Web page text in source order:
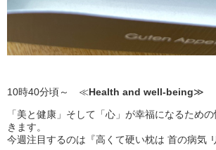
10時40分頃～ ≪Health and well-being≫
「美と健康」そして「心」が幸福になるため
きます。
今週注目するのは『高くて硬い枕は 首の病気